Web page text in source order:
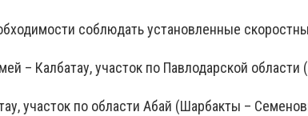
соблюдать установленные
– Калбатау, участок по Павлодарской области
участок по области Абай (Шарбакты –